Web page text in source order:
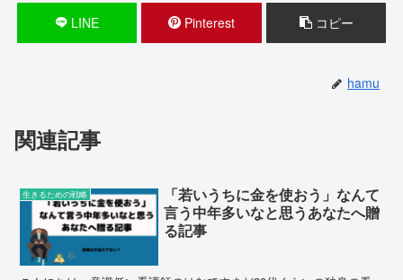
LINE Pinterest コピー
hamu
関連記事
生きるための戦略
「若いうちに金を使おう」なんて
言う中年多いなと思うあなたへ贈
る記事